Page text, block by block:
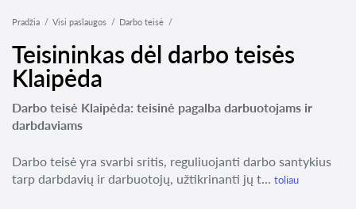
Pradžia Visi paslaugos Darbo teisė
Teisininkas dėl darbo teisės
Klaipėda
Darbo teisė Klaipėda: teisinė pagalba darbuotojams ir
darbdaviams
Darbo teisė yra svarbi sritis, reguliuojanti darbo santykius
tarp darbdavių ir darbuotojų, užtikrinanti jų t... toliau